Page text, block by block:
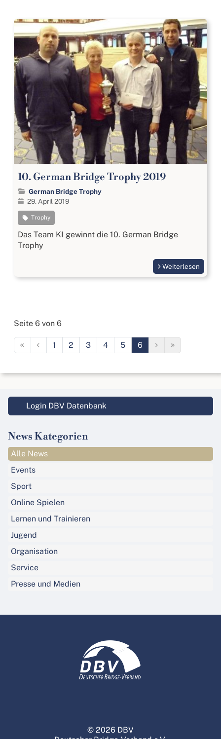
10. German Bridge Trophy 2019
German Bridge Trophy
29. April 2019
Trophy
Das Team KI gewinnt die 10. German Bridge
Trophy
Weiterlesen
Seite 6 von 6
1 2 3 4 5 6
Login DBV Datenbank
News Kategorien
Alle News
Events
Sport
Online Spielen
Lernen und Trainieren
Jugend
Organisation
Service
Presse und Medien
© 2026 DBV